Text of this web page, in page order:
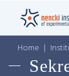
Home |